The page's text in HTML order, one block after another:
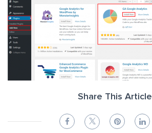
Share This Article